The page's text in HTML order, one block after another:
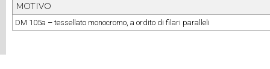
MOTIVO
DM 105a – tessellato monocromo, a ordito di filari paralleli